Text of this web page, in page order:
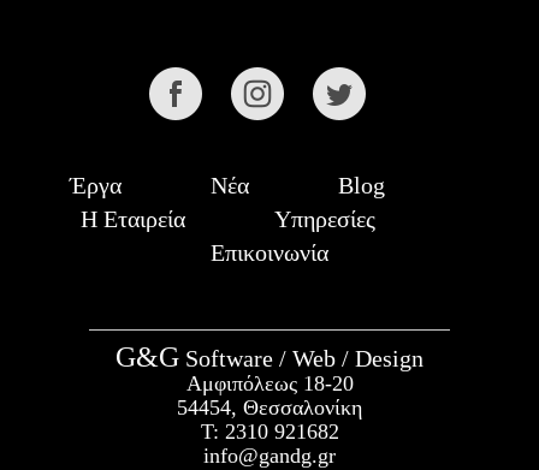
Έργα Νέα
Blog
Η Εταιρεία
Υπηρεσίες
Επικοινωνία
G&G Software / Web / Design
Αμφιπόλεως 18-20
54454, Θεσσαλονίκη
Τ: 2310 921682
info@gandg.gr